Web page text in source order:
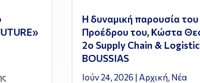
Η δυναμική παρουσία του
Προέδρου του, Κώστα
2ο Supply Chain &
BOUSSIAS
Ιούν 24, 2026 | Αρχική, Νέα